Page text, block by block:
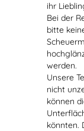
ihr
Bei der
bitte
werden.
Unsere
nicht
können
könnten.